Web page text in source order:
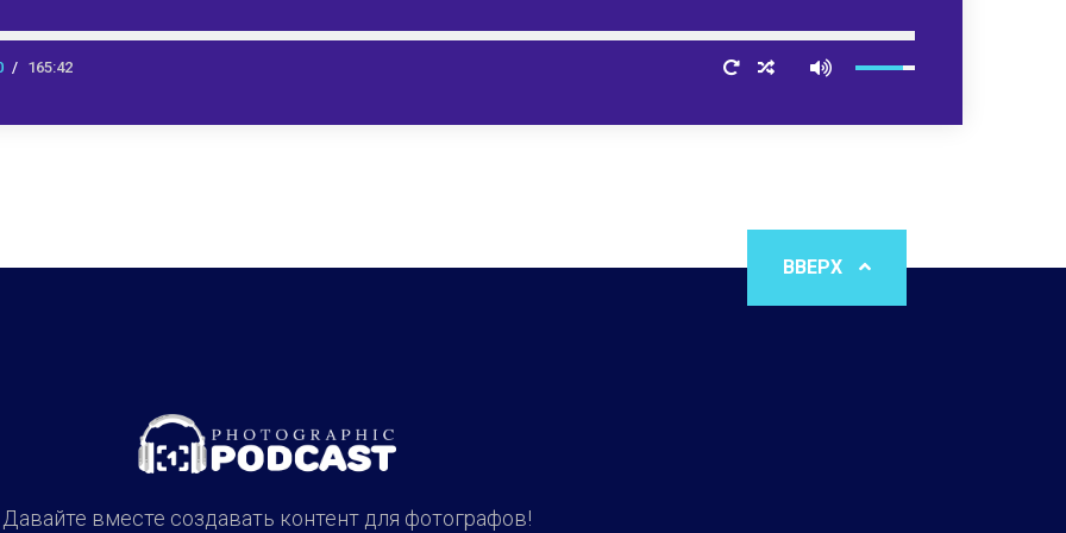
165:42
Давайте вместе создавать контент для фотографов!
ВВЕРХ